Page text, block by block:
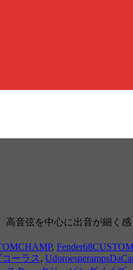
音弦を中心に出音が細く
, Fender68CUSTOM
ーラス ,